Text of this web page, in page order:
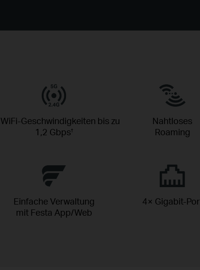
WiFi-Geschwindigkeiten bis zu
1,2 Gbps†
Nahtloses
Roaming
Einfache Verwaltung
mit Festa App/Web
4× Gigabit-